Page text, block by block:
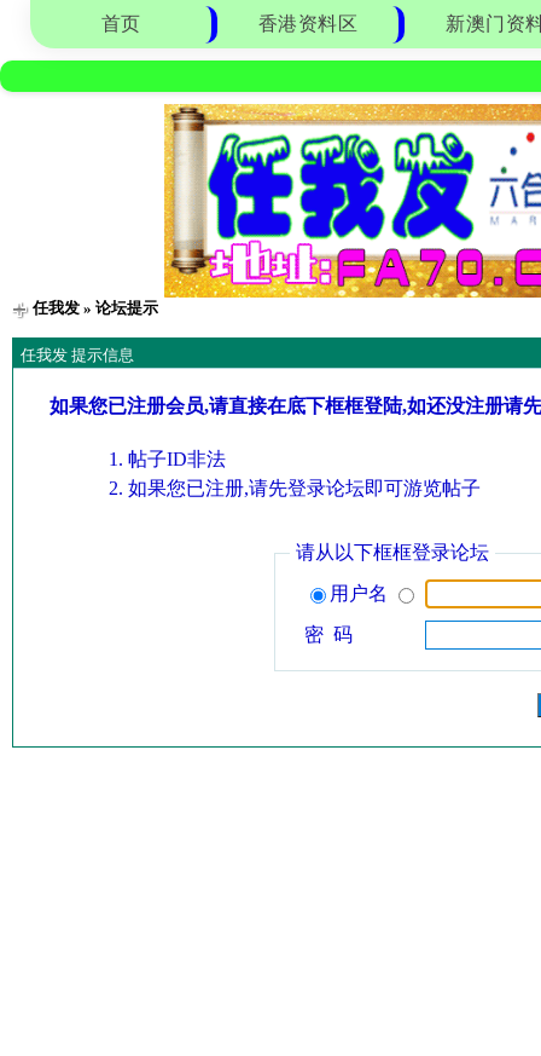
首页 香港资料区 新澳门资
任我发» 论坛提示
任我发 提示信息
如果您已注册会员,请直接在底下框框登陆,如还没注册请
帖子ID非法
如果您已注册,请先登录论坛即可游览帖子
请从以下框框登录论坛
用户名
密 码